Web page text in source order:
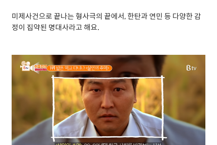
미제사건으로 끝나는 형사극의 끝에서,한탄과 연민 등 다양한 감
정이 집약된 명대사라고 해요.